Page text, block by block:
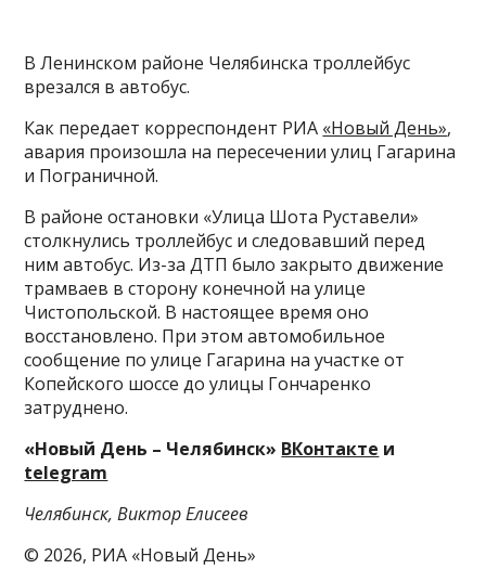
В Ленинском районе Челябинска троллейбус
врезался в автобус.
Как передает корреспондент РИА «Новый День»,
авария произошла на пересечении улиц Гагарина
и Пограничной.
В районе остановки «Улица Шота Руставели»
столкнулись троллейбус и следовавший перед
ним автобус. Из-за ДТП было закрыто движение
трамваев в сторону конечной на улице
Чистопольской. В настоящее время оно
восстановлено. При этом автомобильное
сообщение по улице Гагарина на участке от
Копейского шоссе до улицы Гончаренко
затруднено.
«Новый День – Челябинск» ВКонтакте и
telegram
Челябинск, Виктор Елисеев
© 2026, РИА «Новый День»